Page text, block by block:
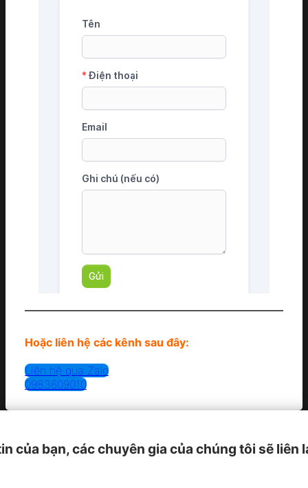
Hoặc liên hệ các kênh sau đây:
Liên hệ qua Zalo
0983609010
của bạn, các chuyên gia của chúng tôi sẽ liên